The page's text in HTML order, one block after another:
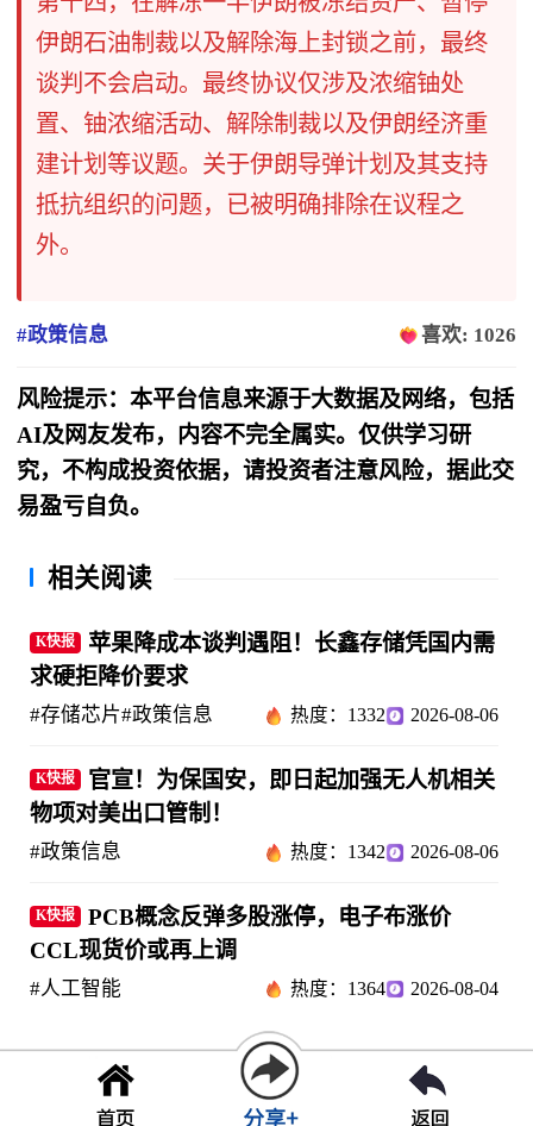
伊朗石油制裁以及解除海上封锁之前，最终
谈判不会启动。最终协议仅涉及浓缩铀处
置、铀浓缩活动、解除制裁以及伊朗经济重
建计划等议题。关于伊朗导弹计划及其支持
抵抗组织的问题，已被明确排除在议程之
外。
#政策信息 喜欢: 1026
风险提示：本平台信息来源于大数据及网络，包括
AI及网友发布，内容不完全属实。仅供学习研
究，不构成投资依据，请投资者注意风险，据此交
易盈亏自负。
相关阅读
K快报
苹果降成本谈判遇阻！长鑫存储凭国内需
求硬拒降价要求
#存储芯片#政策信息 热度：1332 2026-08-06
K快报
官宣！为保国安，即日起加强无人机相关
物项对美出口管制！
#政策信息 热度：1342 2026-08-06
K快报
PCB概念反弹多股涨停，电子布涨价
CCL现货价或再上调
#人工智能 热度：1364 2026-08-04